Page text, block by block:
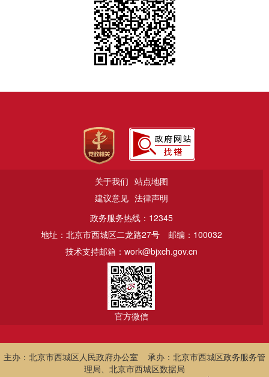
关于我们 站点地图
建议意见 法律声明
政务服务热线：12345
地址：北京市西城区二龙路27号
邮编：100032
技术支持邮箱：work@bjxch.gov.cn
官方微信
主办：北京市西城区人民政府办公室 承办：北京市西城区政务服务管
理局、北京市西城区数据局